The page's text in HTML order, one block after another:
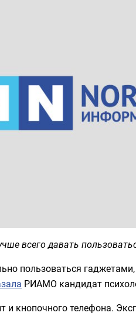
всего давать
пользоваться
РИАМО кандидат
и кнопочного телефона.